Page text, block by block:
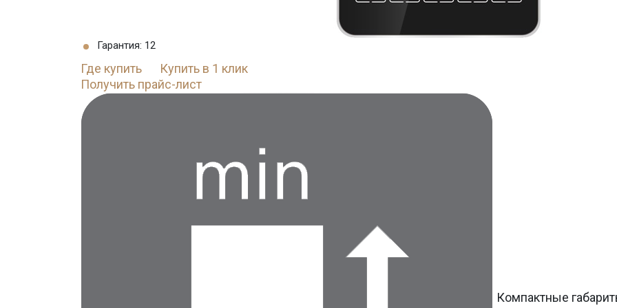
Гарантия: 12
Где купить
Купить в 1 клик
Получить прайс-лист
Компактные